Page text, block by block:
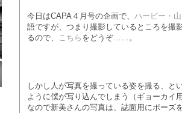
今日はCAPA４月号の企画で、 ハービー・
語ですが、つまり撮影しているところを撮
るので、
こちら をどうぞ……。
しかし人が写真を撮っている姿を撮る、と
ように僕が写り込んでしまう（ギョーカイ
なので新美さんの写真は、誌面用にポーズ